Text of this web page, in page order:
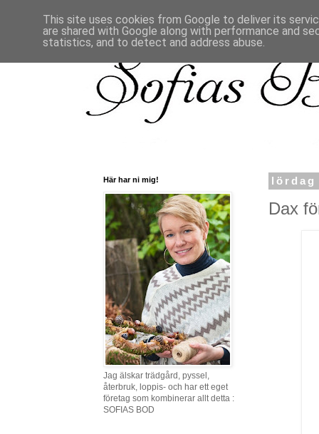
Dax
Här har ni mig!
Jag älskar trädgård, pyssel,
återbruk, loppis- och har ett eget
företag som kombinerar allt detta :
SOFIAS BOD
This site uses cookies from Google to deliver its
are shared with Google along with performance and
statistics, and to detect and address abuse.